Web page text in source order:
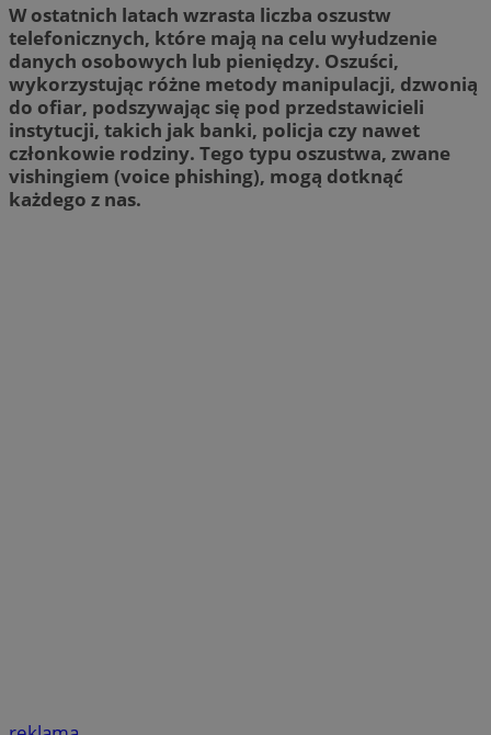
W ostatnich latach wzrasta liczba oszustw
telefonicznych, które mają na celu wyłudzenie
danych osobowych lub pieniędzy. Oszuści,
wykorzystując różne metody manipulacji, dzwonią
do ofiar, podszywając się pod przedstawicieli
instytucji, takich jak banki, policja czy nawet
członkowie rodziny. Tego typu oszustwa, zwane
vishingiem (voice phishing), mogą dotknąć
każdego z nas.